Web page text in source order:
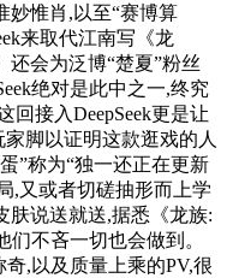
妙惟肖,以至“赛博算
来取代江南写《龙
会为泛博“楚夏”粉丝
绝对是此中之一,终究
回接入DeepSeek更是让
脚以证明这款逛戏的人
”称为“独一还正在更新
,又或者切磋抽形而上学
肤说送就送,据悉《龙族:
们不吝一切也会做到。
奇,以及质量上乘的PV,很